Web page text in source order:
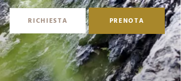
RICHIESTA PRENOTA